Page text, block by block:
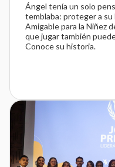
Ángel tenía un solo
temblaba: proteger a su
Amigable para la Niñez
que jugar también
Conoce su historia.